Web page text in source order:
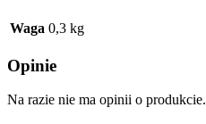
Waga 0,3 kg
Opinie
Na razie nie ma opinii o produkcie.